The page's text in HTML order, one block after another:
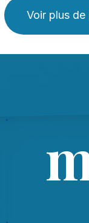
Voir plus de